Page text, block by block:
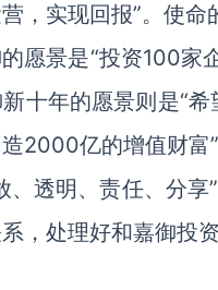
，实现回报”。使命
愿景是“投资100家
十年的愿景则是“
2000亿的增值财富”
、透明、责任、分
，处理好和嘉御投